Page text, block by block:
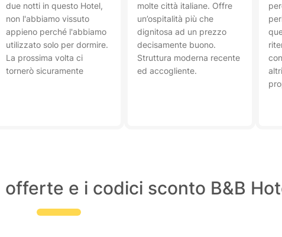
due notti in questo Hotel,
non l'abbiamo vissuto
appieno perché l'abbiamo
utilizzato solo per dormire.
La prossima volta ci
tornerò sicuramente
molte città italiane. Offre
un’ospitalità più che
dignitosa ad un prezzo
decisamente buono.
Struttura moderna recente
ed accogliente.
e i codici sconto B&B